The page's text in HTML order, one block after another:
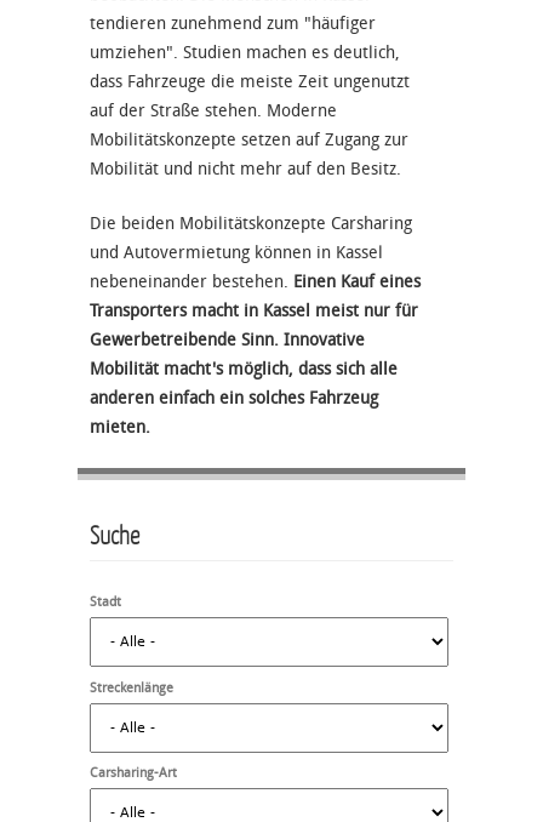
tendieren zunehmend zum "häufiger
umziehen". Studien machen es deutlich,
dass Fahrzeuge die meiste Zeit ungenutzt
auf der Straße stehen. Moderne
Mobilitätskonzepte setzen auf Zugang zur
Mobilität und nicht mehr auf den Besitz.
Die beiden Mobilitätskonzepte Carsharing
und Autovermietung können in Kassel
nebeneinander bestehen. Einen Kauf eines
Transporters macht in Kassel meist nur für
Gewerbetreibende Sinn. Innovative
Mobilität macht's möglich, dass sich alle
anderen einfach ein solches Fahrzeug
mieten.
Suche
Stadt
Streckenlänge
Carsharing-Art